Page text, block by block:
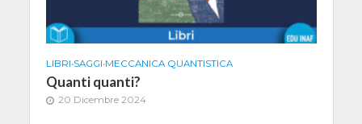
LIBRI•SAGGI•MECCANICA QUANTISTICA
Quanti quanti?
20 Dicembre 2024